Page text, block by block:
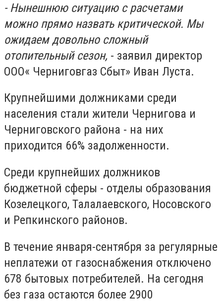
- Нынешнюю ситуацию с расчетами
можно прямо назвать критической. Мы
ожидаем довольно сложный
отопительный сезон, - заявил директор
ООО« Черниговгаз Сбыт» Иван Луста.
Крупнейшими должниками среди
населения стали жители Чернигова и
Черниговского района - на них
приходится 66% задолженности.
Среди крупнейших должников
бюджетной сферы - отделы образования
Козелецкого, Талалаевского, Носовского
и Репкинского районов.
В течение января-сентября за регулярные
неплатежи от газоснабжения отключено
678 бытовых потребителей. На сегодня
без газа остаются более 2900